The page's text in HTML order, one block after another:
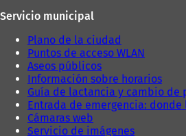
Servicio municipal
Plano de la ciudad
Puntos de acceso WLAN
Aseos públicos
Información sobre horarios
Guía de lactancia y cambio de
Entrada de emergencia:
Cámaras web
Servicio de imágenes